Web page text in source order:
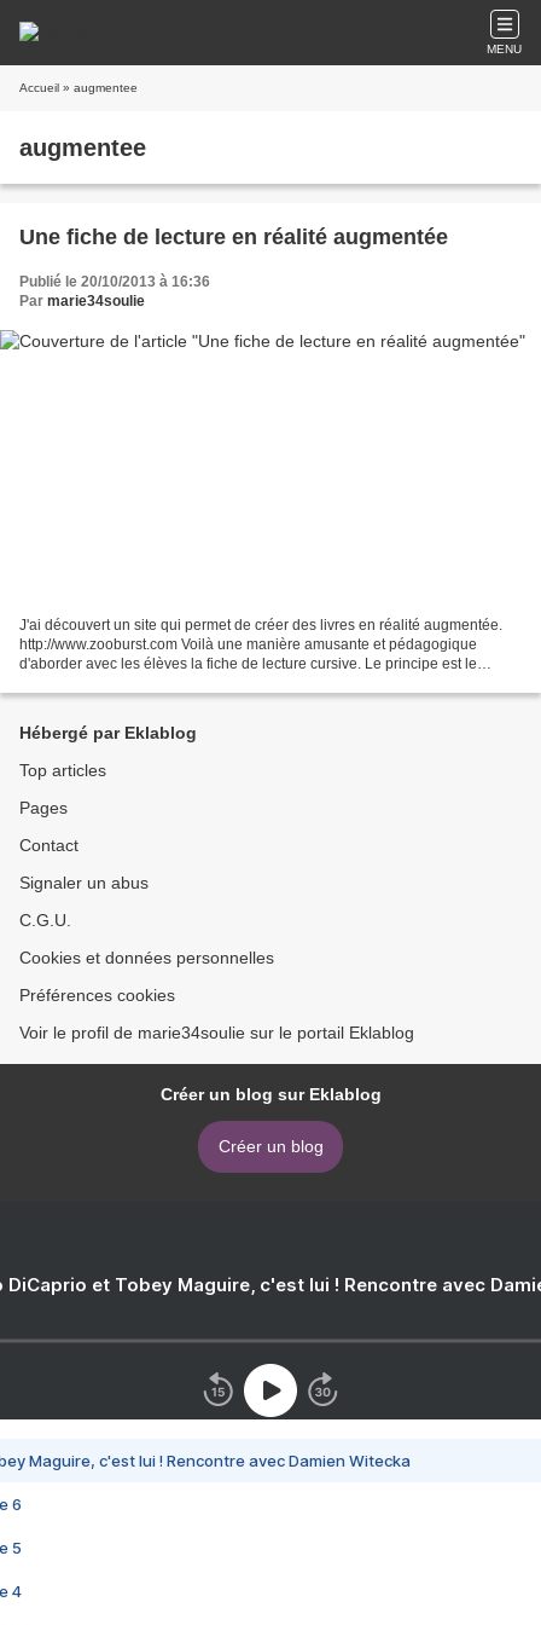
MENU
Accueil » augmentee
augmentee
Une fiche de lecture en réalité augmentée
Publié le 20/10/2013 à 16:36
Par marie34soulie
J'ai découvert un site qui permet de créer des livres en réalité augmentée.
http://www.zooburst.com Voilà une manière amusante et pédagogique
d'aborder avec les élèves la fiche de lecture cursive. Le principe est le
Hébergé par Eklablog
Top articles
Pages
Contact
Signaler un abus
C.G.U.
Cookies et données personnelles
Préférences cookies
Voir le profil de marie34soulie sur le portail Eklablog
Créer un blog sur Eklablog
Créer un blog
DiCaprio et Tobey Maguire, c'est lui ! Rencontre avec
Maguire, c'est lui ! Rencontre avec Damien Witecka
6
5
4